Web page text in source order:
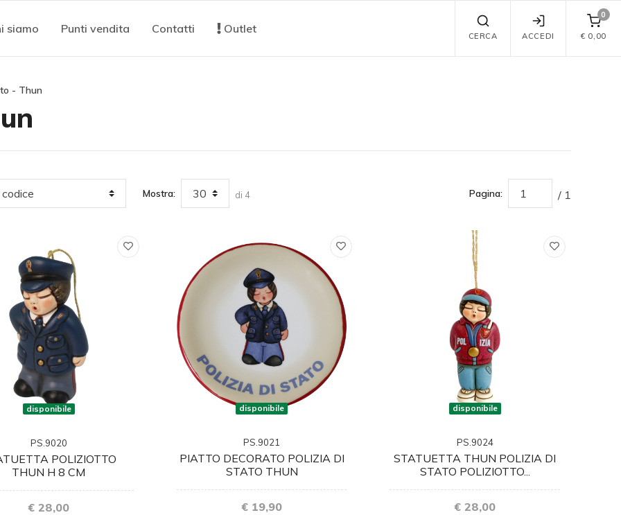
siamo Punti vendita Contatti Outlet
CERCA ACCEDI
0
€ 0,00
- Thun
Mostra: di 4 Pagina: / 1
disponibile
PS.9020
POLIZIOTTO
THUN H 8 CM
€ 28,00
disponibile
PS.9021
PIATTO DECORATO POLIZIA DI
STATO THUN
€ 19,90
disponibile
PS.9024
STATUETTA THUN POLIZIA DI
STATO POLIZIOTTO...
€ 28,00